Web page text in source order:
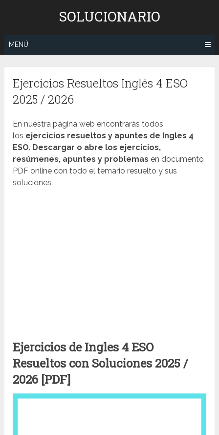
SOLUCIONARIO
MENÚ
Ejercicios Resueltos Inglés 4 ESO
2025 / 2026
En nuestra página web encontrarás todos
los ejercicios resueltos y apuntes de Ingles 4
ESO. Descargar o abre los ejercicios,
resúmenes, apuntes y problemas en documento
PDF online con todo el temario resuelto y sus
soluciones.
Ejercicios de Ingles 4 ESO
Resueltos con Soluciones 2025 /
2026 [PDF]